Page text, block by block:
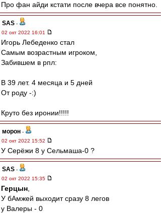
Про фан айди кстати после вчера все понятно.
SAS -
02 окт 2022 16:01
Игорь Лебеденко стал
Самым возрастным игроком,
Забившем в рпл:
В 39 лет. 4 месяца и 5 дней
От роду -:)
Круто без иронии!!!!!
морон -
02 окт 2022 15:52
У Серёжи 8 у Сельмаша-0 ?
SAS -
02 окт 2022 15:35
Герцын
У бАмжей выходит сразу 8 легов
у Валеры - 0